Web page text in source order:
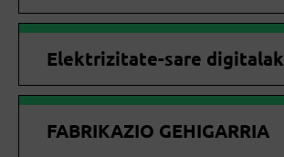
Elektrizitate-sare digitalak
FABRIKAZIO GEHIGARRIA